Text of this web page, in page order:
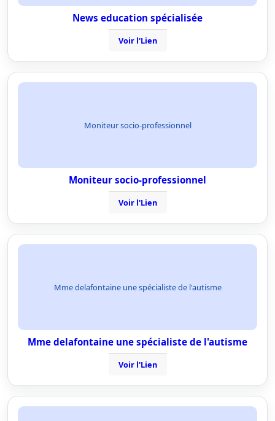
News education spécialisée
Voir l'Lien
Moniteur socio-professionnel
Moniteur socio-professionnel
Voir l'Lien
Mme delafontaine une spécialiste de l'autisme
Mme delafontaine une spécialiste de l'autisme
Voir l'Lien